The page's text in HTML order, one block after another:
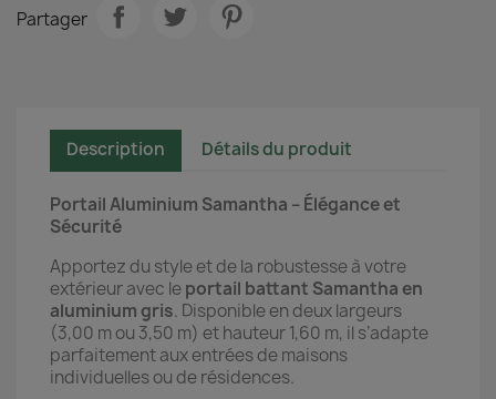
Partager
Description Détails du produit
Portail Aluminium Samantha – Élégance et
Sécurité
Apportez du style et de la robustesse à votre
extérieur avec leportail battant Samantha en
aluminium gris. Disponible en deux largeurs
(3,00 m ou 3,50 m) et hauteur 1,60 m, il s’adapte
parfaitement aux entrées de maisons
individuelles ou de résidences.